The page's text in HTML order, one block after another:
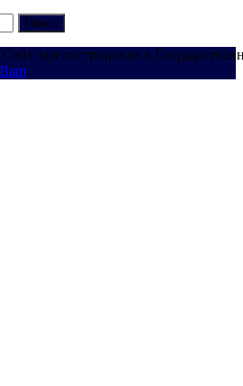
зарегистрирован в
Bam.